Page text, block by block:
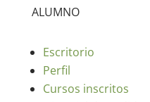
ALUMNO
Escritorio
Perfil
Cursos inscritos